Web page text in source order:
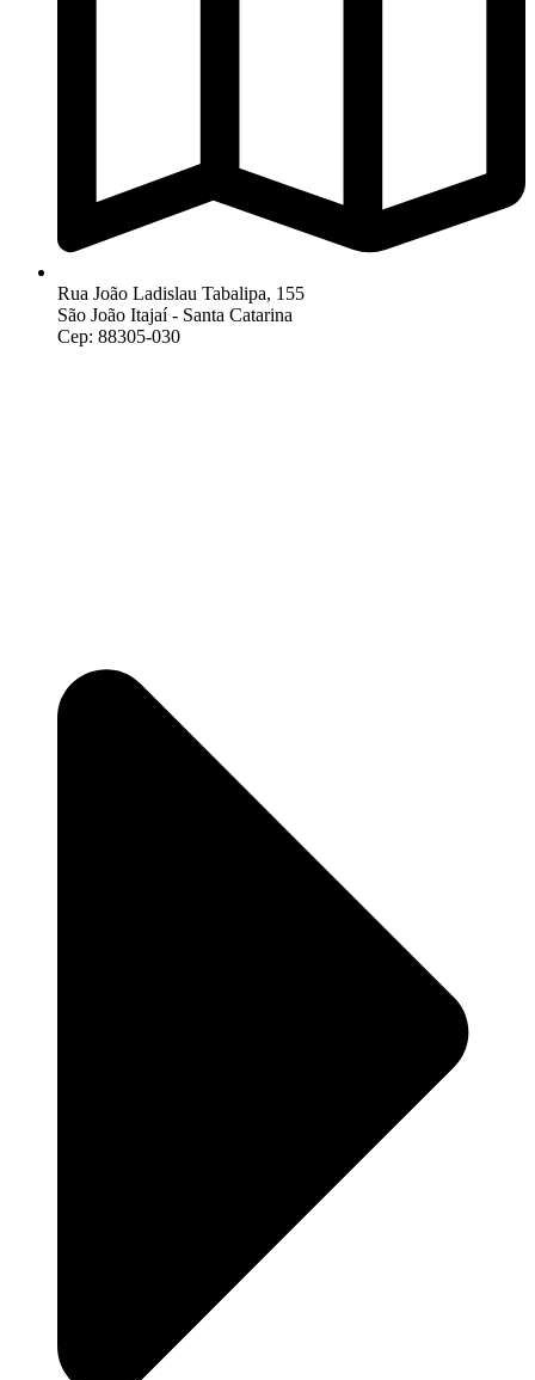
Rua João Ladislau Tabalipa, 155
São João Itajaí - Santa Catarina
Cep: 88305-030